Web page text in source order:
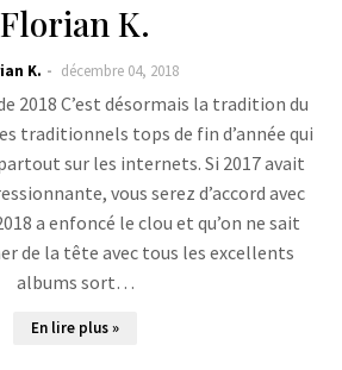
Florian K.
K. décembre 04, 2018
2018 C’est désormais la tradition du
traditionnels tops de fin d’année qui
sur les internets. Si 2017 avait
vous serez d’accord avec
a enfoncé le clou et qu’on ne sait
de la tête avec tous les excellents
albums sort…
En lire plus »